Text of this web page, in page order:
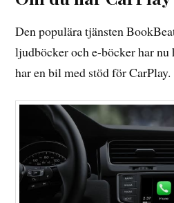
Den populära tjänsten
ljudböcker och e-böcker har
har en bil med stöd för CarPlay.